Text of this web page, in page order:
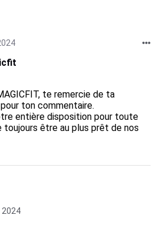
te remercie de ta
ton commentaire.
entière disposition pour toute
toujours être au plus prêt de nos
2024